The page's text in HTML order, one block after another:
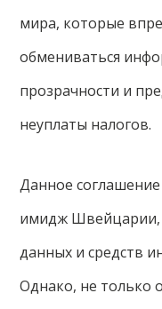
мира, которые
обмениваться
прозрачности и
неуплаты налогов.
Данное
имидж Швейцарии,
данных и средств
Однако, не только